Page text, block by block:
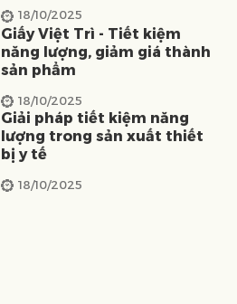
18/10/2025
Giấy Việt Trì - Tiết kiệm
năng lượng, giảm giá thành
sản phẩm
18/10/2025
Giải pháp tiết kiệm năng
lượng trong sản xuất thiết
bị y tế
18/10/2025